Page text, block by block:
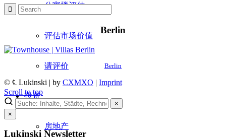
公寓楼评估
评估市场价值
请评价
投资
房地产
Berlin
Berlin
© ℄ Lukinski | by CXMXO | Imprint
Scroll to top
×
×
Lukinski Newsletter